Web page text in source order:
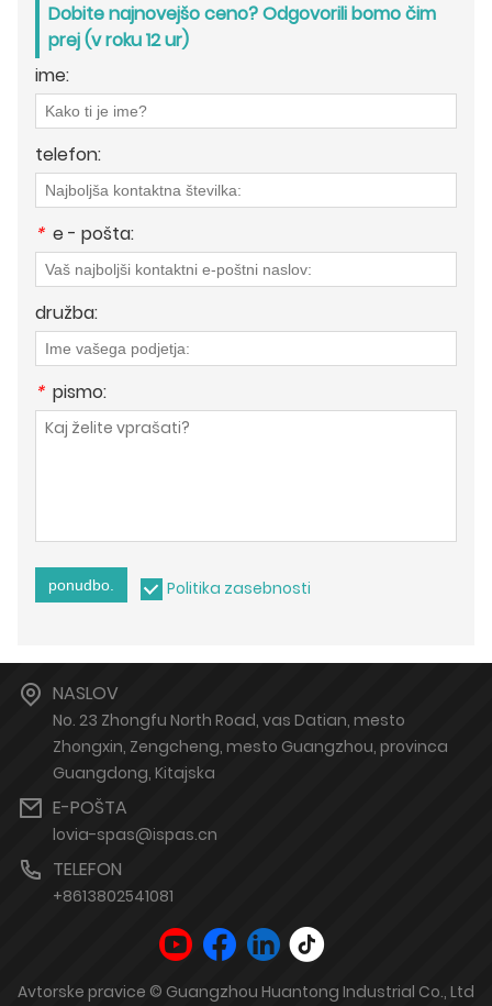
Dobite najnovejšo ceno? Odgovorili bomo čim
prej (v roku 12 ur)
ime:
telefon:
* e - pošta:
družba:
* pismo:
ponudbo. Politika zasebnosti
NASLOV
No. 23 Zhongfu North Road, vas Datian, mesto
Zhongxin, Zengcheng, mesto Guangzhou, provinca
Guangdong, Kitajska
E-POŠTA
lovia-spas@ispas.cn
TELEFON
+8613802541081
Avtorske pravice © Guangzhou Huantong Industrial Co., Ltd